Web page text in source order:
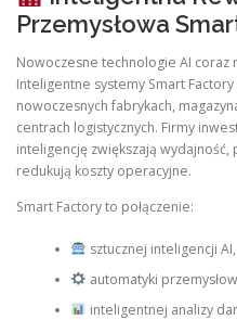
Przemysłowa
Nowoczesne technologie AI coraz
Inteligentne systemy Smart
nowoczesnych fabrykach,
centrach logistycznych. Firmy
inteligencję zwiększają
redukują koszty operacyjne.
Smart Factory to połączenie:
sztucznej inteligencji AI,
automatyki
inteligentnej analizy